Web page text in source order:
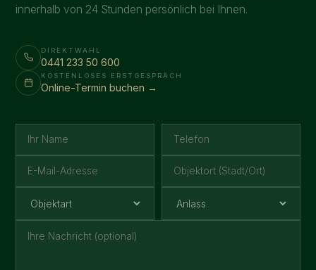
innerhalb von 24 Stunden persönlich bei Ihnen.
DIREKTWAHL
0441 233 50 600
KOSTENLOSES ERSTGESPRÄCH
Online-Termin buchen →